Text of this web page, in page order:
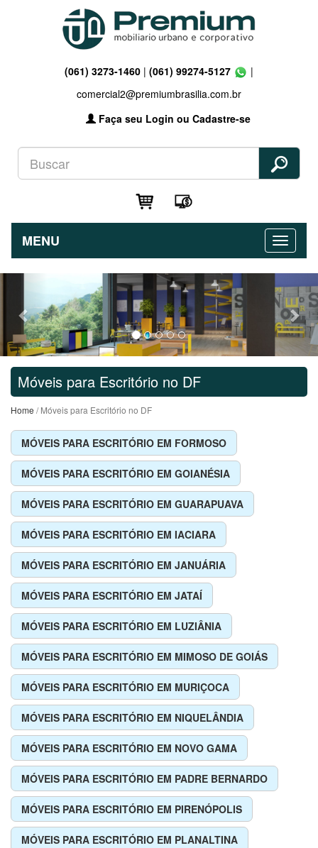
(061) 3273-1460 | (061) 99274-5127
|
comercial2@premiumbrasilia.com.br
Faça seu Login ou Cadastre-se
MENU
Previous
Móveis para Escritório no DF
Home / Móveis para Escritório no DF
MÓVEIS PARA ESCRITÓRIO EM FORMOSO
MÓVEIS PARA ESCRITÓRIO EM GOIANÉSIA
MÓVEIS PARA ESCRITÓRIO EM GUARAPUAVA
MÓVEIS PARA ESCRITÓRIO EM IACIARA
MÓVEIS PARA ESCRITÓRIO EM JANUÁRIA
MÓVEIS PARA ESCRITÓRIO EM JATAÍ
MÓVEIS PARA ESCRITÓRIO EM LUZIÂNIA
MÓVEIS PARA ESCRITÓRIO EM MIMOSO DE GOIÁS
MÓVEIS PARA ESCRITÓRIO EM MURIÇOCA
MÓVEIS PARA ESCRITÓRIO EM NIQUELÂNDIA
MÓVEIS PARA ESCRITÓRIO EM NOVO GAMA
MÓVEIS PARA ESCRITÓRIO EM PADRE BERNARDO
MÓVEIS PARA ESCRITÓRIO EM PIRENÓPOLIS
MÓVEIS PARA ESCRITÓRIO EM PLANALTINA